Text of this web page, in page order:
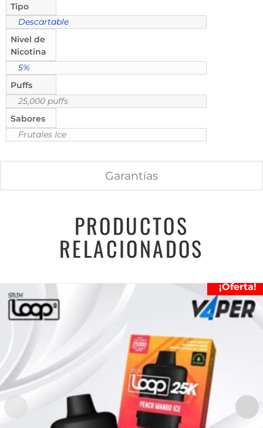
Tipo
Descartable
Nivel de
Nicotina
5%
Puffs
25,000 puffs
Sabores
Frutales Ice
Garantías
PRODUCTOS
RELACIONADOS
¡Oferta!